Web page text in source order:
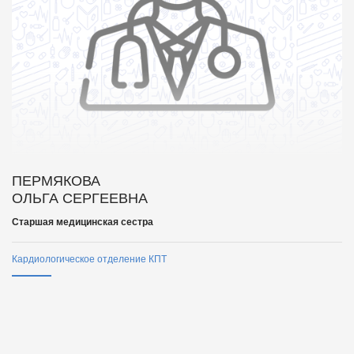
ПЕРМЯКОВА
ОЛЬГА СЕРГЕЕВНА
Старшая медицинская сестра
Кардиологическое отделение КПТ